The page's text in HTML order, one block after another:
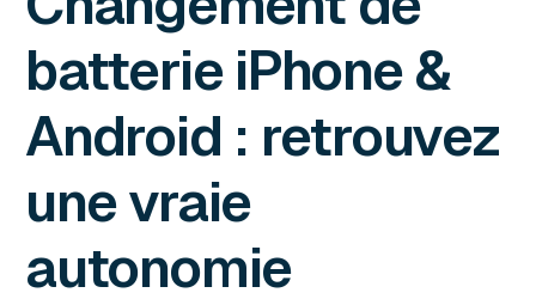
batterie iPhone &
Android : retrouvez
une vraie
autonomie